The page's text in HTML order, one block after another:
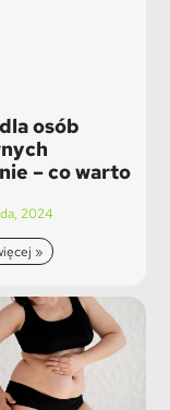
osób
– co warto
2024
»